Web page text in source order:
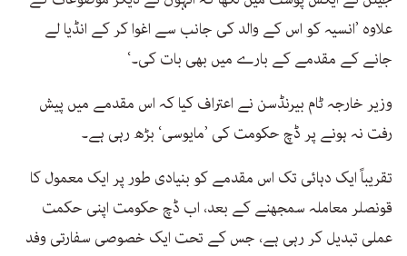
علاوہ ’انسیہ کو اس کے والد کی جانب سے اغوا کر کے انڈیا لے
جانے کے مقدمے کے بارے میں بھی بات کی۔‘
وزیر خارجہ ٹام بیرنڈسن نے اعتراف کیا کہ اس مقدمے میں پیش
رفت نہ ہونے پر ڈچ حکومت کی ’مایوسی‘ بڑھ رہی ہے۔
تقریباً ایک دہائی تک اس مقدمے کو بنیادی طور پر ایک معمول کا
قونصلر معاملہ سمجھنے کے بعد، اب ڈچ حکومت اپنی حکمت
عملی تبدیل کر رہی ہے، جس کے تحت ایک خصوصی سفارتی وفد